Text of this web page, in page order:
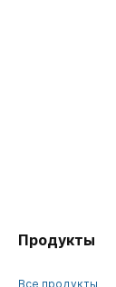
Продукты
Все продукты